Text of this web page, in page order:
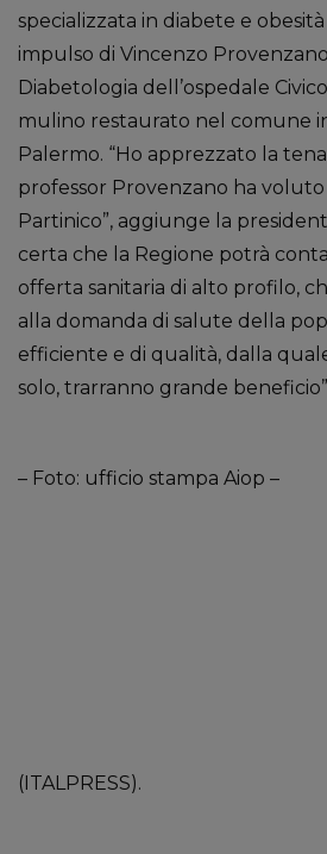
specializzata in diabete e
impulso di Vincenzo
Diabetologia dell’ospedale
mulino restaurato nel comune
Palermo. “Ho apprezzato la
professor Provenzano ha
Partinico”, aggiunge la
certa che la Regione potrà
offerta sanitaria di alto profilo,
alla domanda di salute della
efficiente e di qualità, dalla
solo, trarranno grande
– Foto: ufficio stampa Aiop –
(ITALPRESS).